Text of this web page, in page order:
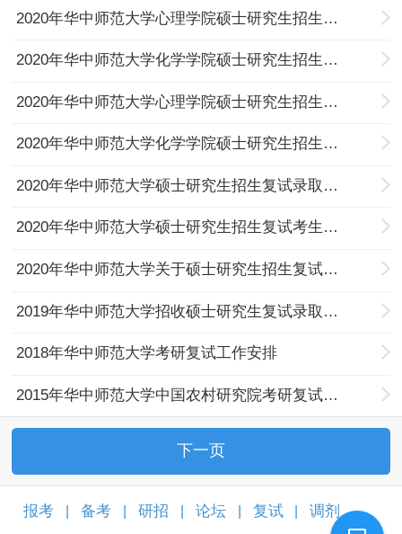
2020年华中师范大学心理学院硕士研究生招生复试名单心理学040200
2020年华中师范大学化学学院硕士研究生招生复试名单
2020年华中师范大学心理学院硕士研究生招生复试补充说明
2020年华中师范大学化学学院硕士研究生招生复试录取工作方案
2020年华中师范大学硕士研究生招生复试录取工作方案
2020年华中师范大学硕士研究生招生复试考生须知
2020年华中师范大学关于硕士研究生招生复试常见问题答疑
2019年华中师范大学招收硕士研究生复试录取工作办法
2018年华中师范大学考研复试工作安排
2015年华中师范大学中国农村研究院考研复试方案
下一页
报考 备考 研招 论坛 复试 调剂